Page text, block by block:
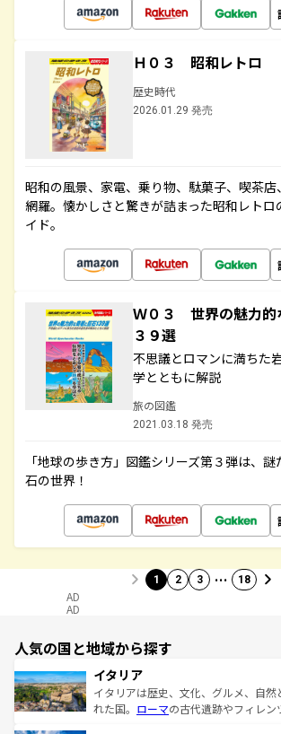
Ｈ０３ 昭和レトロ
歴史時代
2026.01.29 発売
昭和の風景、家電、乗り物、駄菓子、喫茶
網羅。懐かしさと驚きが詰まった昭和レト
イド。
Ｗ０３ 世界の魅力的
３９選
不思議とロマンに満ちた
学とともに解説
旅の図鑑
2021.03.18 発売
「地球の歩き方」図鑑シリーズ第３弾は、
石の世界！
1 2 3 … 18
AD
AD
人気の国と地域から探す
イタリア
イタリアは歴史、文化、グルメ、自
れた国。 ローマの古代遺跡やフィレン